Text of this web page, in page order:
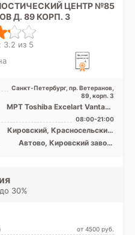
ЦЕНТР №85
Д. 89 КОРП. 3
3.2 из 5
Санкт-Петербург, пр. Ветеранов,
89, корп. 3
МРТ Toshiba Excelart Vantage
1.5T закрытый тип
08:00-21:00
Кировский, Красносельский,
Московский,
Петродворцовый, Лен.
Автово, Кировский завод,
30%
от 4500 pуб.